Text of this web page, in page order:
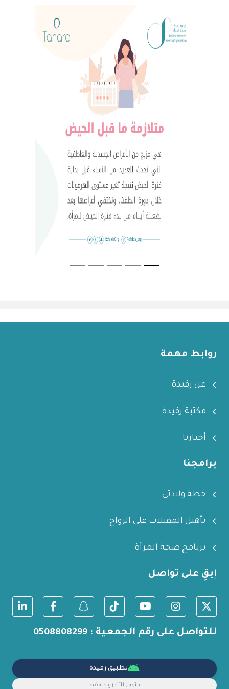
روابط مهمة
عن رفيدة
مكتبة رفيدة
أخبارنا
برامجنا
خطة ولادتي
تأهيل المقبلات على الزواج
برنامج صحة المرأة
إبقِ على تواصل
للتواصل على رقم الجمعية : 0508808299
تطبيق رفيدة
متوفر للأندرويد فقط